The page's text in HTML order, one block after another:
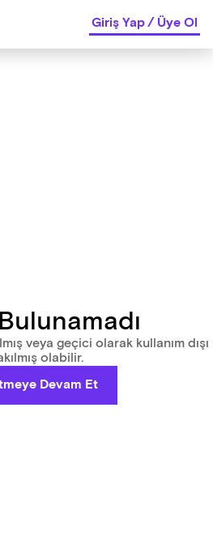
Giriş Yap/Üye Ol
veya geçici olarak kullanım dışı
olabilir.
Devam Et